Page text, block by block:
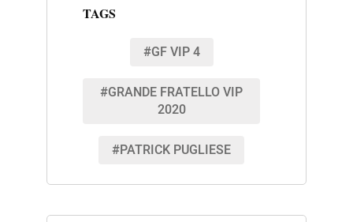
TAGS
#GF VIP 4
#GRANDE FRATELLO VIP
2020
#PATRICK PUGLIESE